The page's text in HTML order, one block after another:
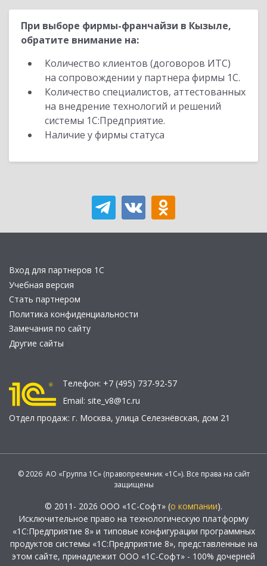
При выборе фирмы-франчайзи в Кызыле,
обратите внимание на:
Количество клиентов (договоров ИТС)
на сопровождении у партнера фирмы 1С.
Количество специалистов, аттестованных
на внедрение технологий и решений
системы 1С:Предприятие.
Наличие у фирмы статуса
Вход для партнеров 1С
Учебная версия
Стать партнером
Политика конфиденциальности
Замечания по сайту
Другие сайты
Телефон: +7 (495) 737-92-57
Email: site_v8@1c.ru
Отдел продаж: г. Москва, улица Селезнёвская, дом 21
© 2026 АО «Группа 1С» (правопреемник «1С»). Все права на сайт
защищены
© 2011- 2026 ООО «1С-Софт» (о компании).
Исключительное право на технологическую платформу
«1С:Предприятие 8» и типовые конфигурации программных
продуктов системы «1С:Предприятие 8», представленные на
этом сайте, принадлежит ООО «1С-Софт» - 100% дочерней